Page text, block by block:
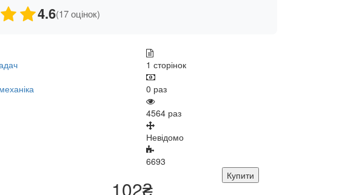
4.6(17 оцінок)
1 сторінок
0 раз
4564 раз
Невідомо
6693
Купити
102₴